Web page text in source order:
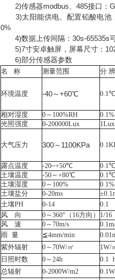
2)传感器modbus、485接口：
3)太阳能供电、配置铅酸电池，
0%
4)数据上传间隔：30s-65535s
5)7寸安卓触屏，屏幕尺寸：
6)部分传感器参数
名 称 测量范围 分
环境温度 -40～+60℃ 0.1℃
相对湿度 0～100%RH 0.1%
光照强度
0-200000Lux 1Lux
大气压力 300～1100KPa
露点温度 -20~+50℃ 0.1℃
土壤温度
-50～+80℃ 0.1℃
土壤湿度
0～100% 0.1%
土壤盐分
0-20ms
土壤PH 0-14 0.1
风 向
0～360°（16方向） 1/16
风 速
0～70m/s
雨 量 ≦4mm/min
紫外辐射
0～70W/㎡ 1W/
日照时数
0～24h 0.1
总辐射
0-2000W/m2